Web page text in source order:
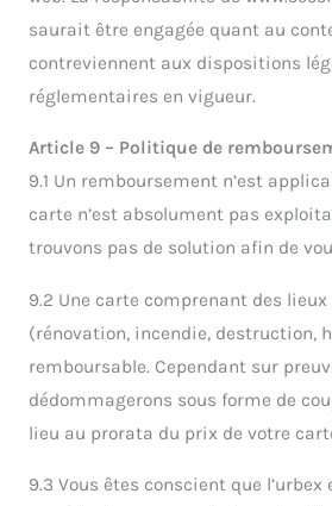
saurait être engagée quant au
contreviennent aux dispositions
réglementaires en vigueur.
Article 9 – Politique de
9.1 Un remboursement n’est
carte n’est absolument pas
trouvons pas de solution afin de
9.2 Une carte comprenant des
(rénovation, incendie, destruction,
remboursable. Cependant sur
dédommagerons sous forme de
lieu au prorata du prix de votre
9.3 Vous êtes conscient que